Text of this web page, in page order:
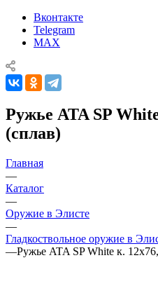
Вконтакте
Telegram
MAX
Ружье ATA SP
(сплав)
Главная
—
Каталог
—
Оружие в Элисте
—
Гладкоствольное оружие в
—Ружье ATA SP White к.